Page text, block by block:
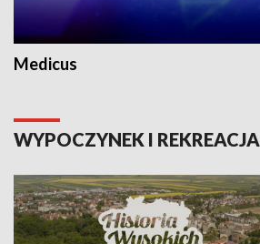
Medicus
WYPOCZYNEK I REKREACJA